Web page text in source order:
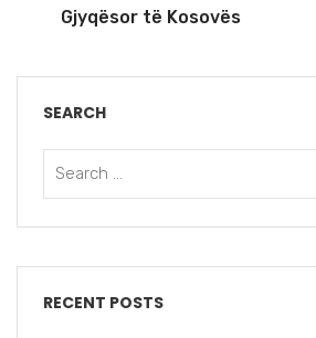
Gjyqësor të Kosovës
SEARCH
RECENT POSTS